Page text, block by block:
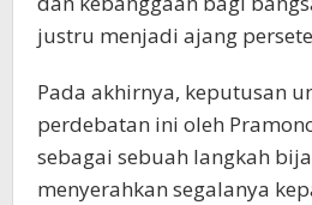
justru menjadi ajang
Pada akhirnya, keputusan
perdebatan ini oleh
sebagai sebuah langkah
menyerahkan segalanya